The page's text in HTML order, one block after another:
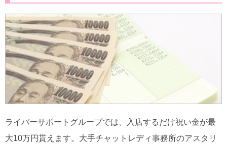
ライバーサポートグループでは、入店するだけ祝い金が最
大10万円貰えます。大手チャットレディ事務所のアスタリ